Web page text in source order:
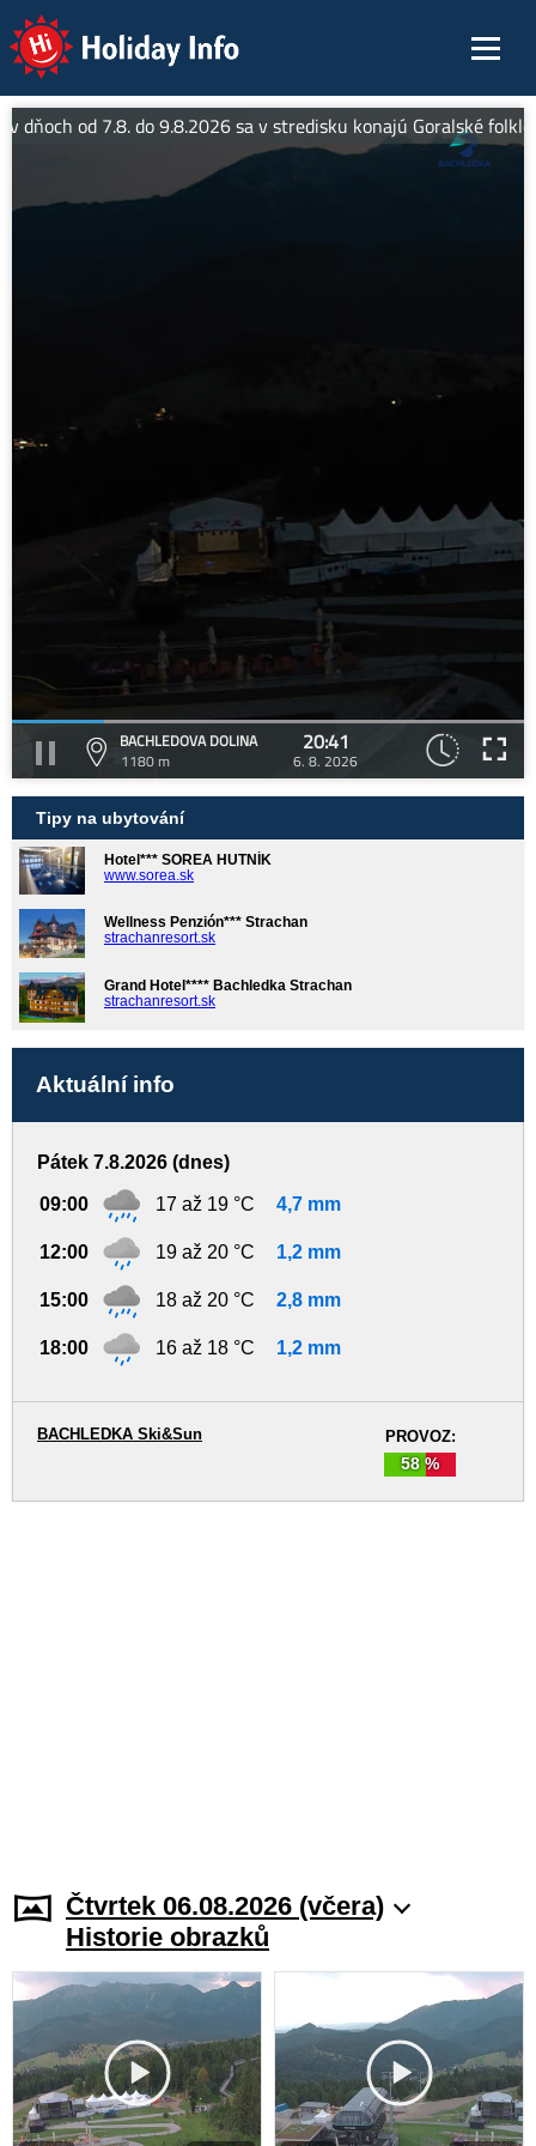
Holiday Info
od 7.8. do 9.8.2026 sa v stredisku konajú Goralské
BACHLEDOVA DOLINA
1180 m
20:41
6. 8. 2026
Tipy na ubytování
Hotel*** SOREA HUTNÍK
www.sorea.sk
Wellness Penzión*** Strachan
strachanresort.sk
Grand Hotel**** Bachledka Strachan
strachanresort.sk
Aktuální info
Pátek 7.8.2026 (dnes)
09:00 17 až 19 °C 4,7 mm
12:00 19 až 20 °C 1,2 mm
15:00 18 až 20 °C 2,8 mm
18:00 16 až 18 °C 1,2 mm
PROVOZ:
58 %
BACHLEDKA Ski&Sun
Čtvrtek 06.08.2026 (včera)
Historie obrazků